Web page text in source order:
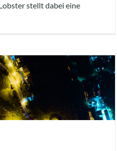
stellt dabei eine